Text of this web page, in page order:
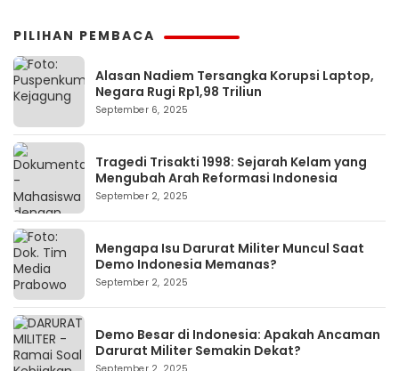
PILIHAN PEMBACA
Alasan Nadiem Tersangka Korupsi Laptop,
Negara Rugi Rp1,98 Triliun
September 6, 2025
Tragedi Trisakti 1998: Sejarah Kelam yang
Mengubah Arah Reformasi Indonesia
September 2, 2025
Mengapa Isu Darurat Militer Muncul Saat
Demo Indonesia Memanas?
September 2, 2025
Demo Besar di Indonesia: Apakah Ancaman
Darurat Militer Semakin Dekat?